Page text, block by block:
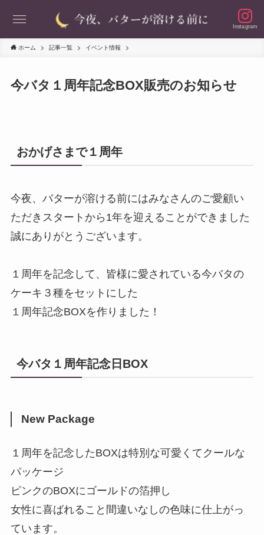
Instagram
ホーム 記事一覧 イベント情報
今バタ１周年記念BOX販売のお知らせ
おかげさまで１周年
今夜、バターが溶ける前にはみなさんのご愛顧い
ただきスタートから1年を迎えることができました
誠にありがとうございます。
１周年を記念して、皆様に愛されている今バタの
ケーキ３種をセットにした
１周年記念BOXを作りました！
今バタ１周年記念日BOX
New Package
１周年を記念したBOXは特別な可愛くてクールな
パッケージ
ピンクのBOXにゴールドの箔押し
女性に喜ばれること間違いなしの色味に仕上がっ
ています。